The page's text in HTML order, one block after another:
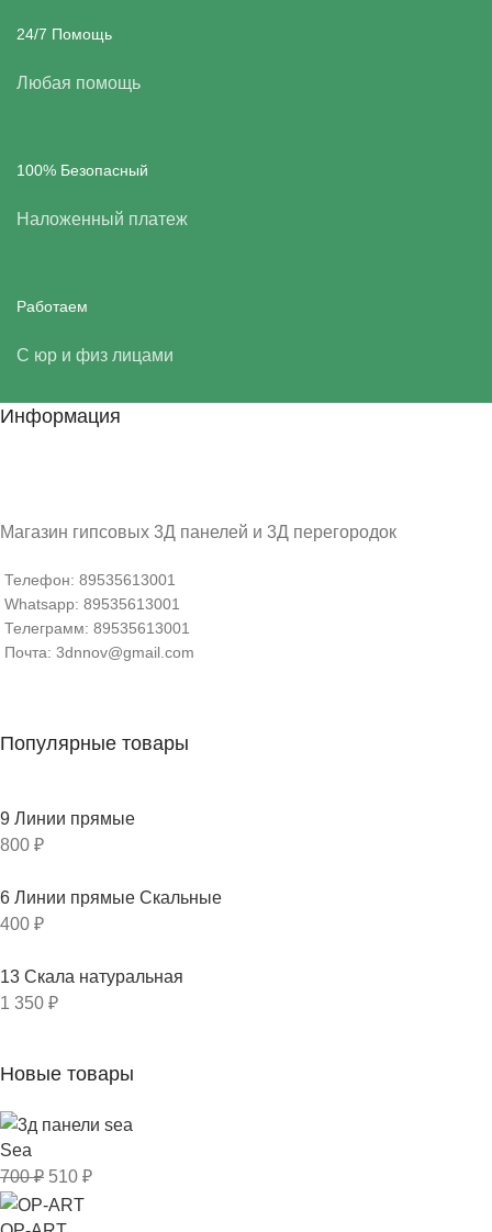
24/7 Помощь
Любая помощь
100% Безопасный
Наложенный платеж
Работаем
С юр и физ лицами
Информация
Магазин гипсовых 3Д панелей и 3Д перегородок
Телефон: 89535613001
Whatsapp: 89535613001
Телеграмм: 89535613001
Почта: 3dnnov@gmail.com
Популярные товары
9 Линии прямые
800 ₽
6 Линии прямые Скальные
400 ₽
13 Скала натуральная
1 350 ₽
Новые товары
Sea
700₽ 510 ₽